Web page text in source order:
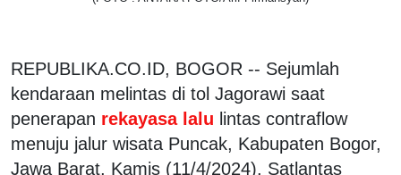
REPUBLIKA.CO.ID, BOGOR -- Sejumlah
kendaraan melintas di tol Jagorawi saat
penerapan rekayasa lalu lintas contraflow
menuju jalur wisata Puncak, Kabupaten Bogor,
Jawa Barat, Kamis (11/4/2024). Satlantas